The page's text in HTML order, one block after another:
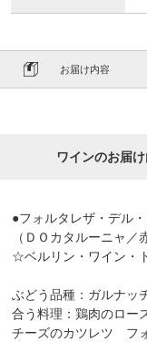
お届け内容
ワインのお届
●フォルタレザ・デル
（ＤＯカタルーニャ／
☆ベルリン・ワイン・
ぶどう品種：ガルナッ
合う料理：鶏肉のロー
チーズのカツレツ フ